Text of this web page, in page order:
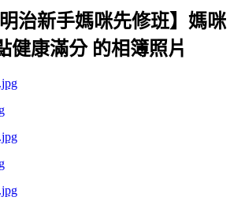
治新手媽咪先修班】媽咪
健康滿分 的相簿照片